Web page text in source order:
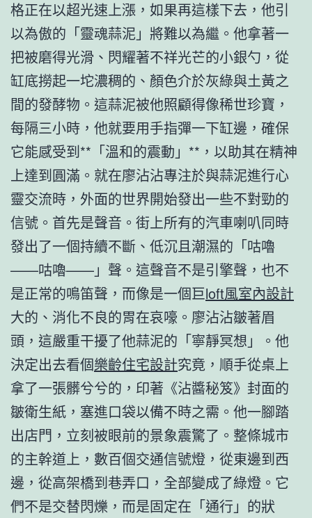
格正在以超光速上漲，如果再這樣下去，他引
以為傲的「靈魂蒜泥」將難以為繼。他拿著一
把被磨得光滑、閃耀著不祥光芒的小銀勺，從
缸底撈起一坨濃稠的、顏色介於灰綠與土黃之
間的發酵物。這蒜泥被他照顧得像稀世珍寶，
每隔三小時，他就要用手指彈一下缸邊，確保
它能感受到**「溫和的震動」**，以助其在精神
上達到圓滿。就在廖沾沾專注於與蒜泥進行心
靈交流時，外面的世界開始發出一些不對勁的
信號。首先是聲音。街上所有的汽車喇叭同時
發出了一個持續不斷、低沉且潮濕的「咕嚕
——咕嚕——」聲。這聲音不是引擎聲，也不
是正常的鳴笛聲，而像是一個巨loft風室內設計
大的、消化不良的胃在哀嚎。廖沾沾皺著眉
頭，這嚴重干擾了他蒜泥的「寧靜冥想」。他
決定出去看個樂齡住宅設計究竟，順手從桌上
拿了一張髒兮兮的，印著《沾醬秘笈》封面的
皺衛生紙，塞進口袋以備不時之需。他一腳踏
出店門，立刻被眼前的景象震驚了。整條城市
的主幹道上，數百個交通信號燈，從東邊到西
邊，從高架橋到巷弄口，全部變成了綠燈。它
們不是交替閃爍，而是固定在「通行」的狀